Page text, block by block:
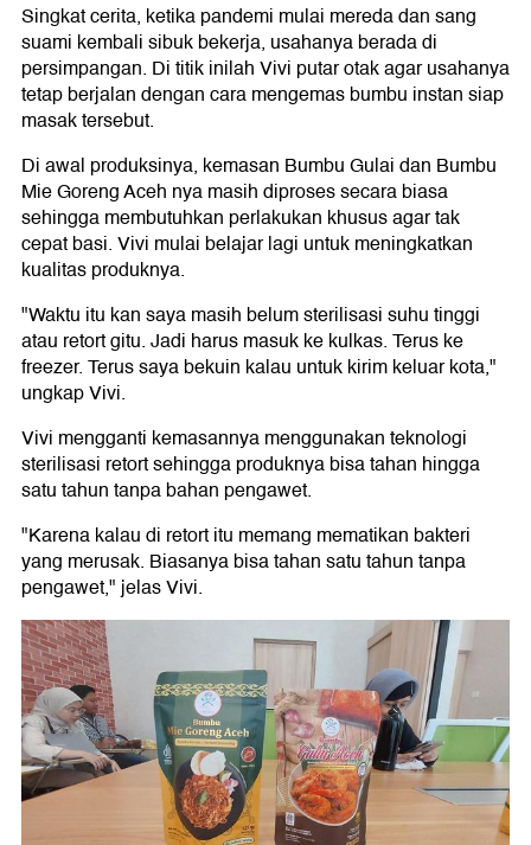
Singkat cerita, ketika pandemi mulai mereda dan sang
suami kembali sibuk bekerja, usahanya berada di
persimpangan. Di titik inilah Vivi putar otak agar usahanya
tetap berjalan dengan cara mengemas bumbu instan siap
masak tersebut.
Di awal produksinya, kemasan Bumbu Gulai dan Bumbu
Mie Goreng Aceh nya masih diproses secara biasa
sehingga membutuhkan perlakukan khusus agar tak
cepat basi. Vivi mulai belajar lagi untuk meningkatkan
kualitas produknya.
"Waktu itu kan saya masih belum sterilisasi suhu tinggi
atau retort gitu. Jadi harus masuk ke kulkas. Terus ke
freezer. Terus saya bekuin kalau untuk kirim keluar kota,"
ungkap Vivi.
Vivi mengganti kemasannya menggunakan teknologi
sterilisasi retort sehingga produknya bisa tahan hingga
satu tahun tanpa bahan pengawet.
"Karena kalau di retort itu memang mematikan bakteri
yang merusak. Biasanya bisa tahan satu tahun tanpa
pengawet," jelas Vivi.